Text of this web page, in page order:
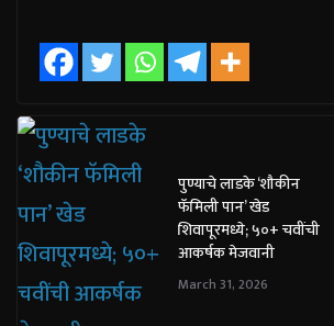
पुण्याचे लाडके ‘शौकीन
फॅमिली पान’ खेड
शिवापूरमध्ये; ५०+ चवींची
आकर्षक मेजवानी
March 31, 2026